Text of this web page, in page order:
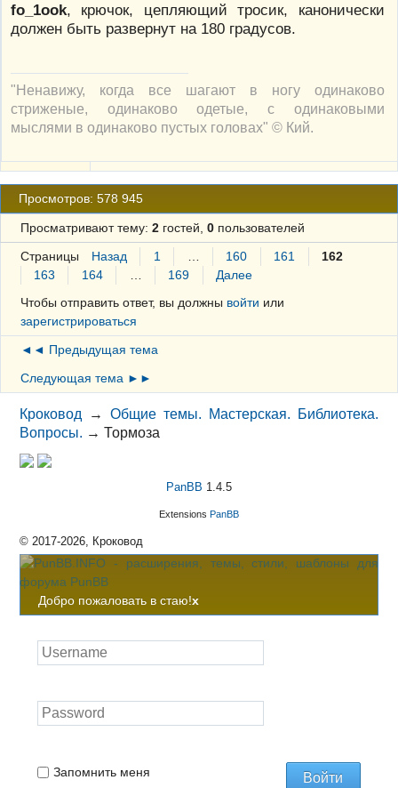
fo_1ook, крючок, цепляющий тросик, канонически
должен быть развернут на 180 градусов.
"Ненавижу, когда все шагают в ногу одинаково
стриженые, одинаково одетые, с одинаковыми
мыслями в одинаково пустых головах" © Кий.
Просмотров: 578 945
Просматривают тему: 2гостей, 0пользователей
Страницы Назад 1 … 160 161
162
163
164 … 169
Далее
Чтобы отправить ответ, вы должны войти или
зарегистрироваться
◄◄ Предыдущая тема
Следующая тема ►►
Кроковод →Общие темы. Мастерская. Библиотека.
Вопросы. →Тормоза
PanBB 1.4.5
Extensions PanBB
© 2017-2026, Кроковод
Добро пожаловать в стаю!x
Запомнить меня